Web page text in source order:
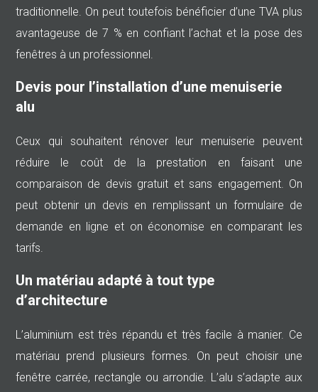
traditionnelle. On peut toutefois bénéficier d’une TVA plus
avantageuse de 7 % en confiant l’achat et la pose des
fenêtres à un professionnel.
Devis pour l’installation d’une menuiserie
alu
Ceux qui souhaitent rénover leur menuiserie peuvent
réduire le coût de la prestation en faisant une
comparaison de devis gratuit et sans engagement. On
peut obtenir un devis en remplissant un formulaire de
demande en ligne et on économise en comparant les
tarifs.
Un matériau adapté à tout type
d’architecture
L’aluminium est très répandu et très facile à manier. Ce
matériau prend plusieurs formes. On peut choisir une
fenêtre carrée, rectangle ou arrondie. L’alu s’adapte aux